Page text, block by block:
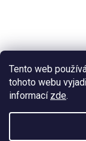
Tento web
tohoto webu
informací zde.